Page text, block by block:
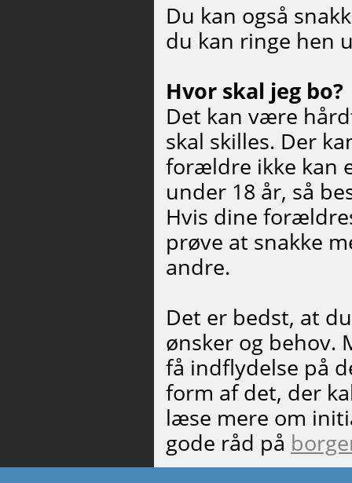
Du kan også
du kan ringe hen
Hvor skal jeg bo?
Det kan være
skal skilles. Der
forældre ikke kan
under 18 år, så
Hvis dine
prøve at snakke
andre.
Det er bedst, at
ønsker og behov.
få indflydelse på
form af det, der
læse mere om
gode råd på